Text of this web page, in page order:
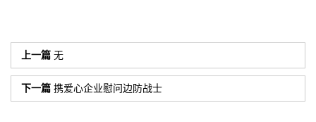
上一篇 无
下一篇 携爱心企业慰问边防战士